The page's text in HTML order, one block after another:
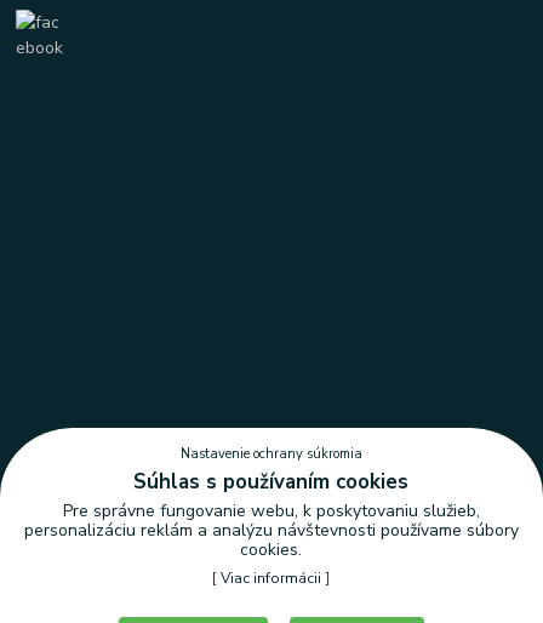
Nastavenie ochrany súkromia
Súhlas s používaním cookies
Pre správne fungovanie webu, k poskytovaniu služieb,
personalizáciu reklám a analýzu návštevnosti používame súbory
cookies.
[Viac informácii ]